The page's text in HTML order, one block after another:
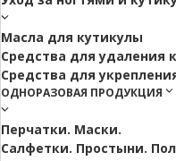
Масла для кутикулы
Средства для удаления
Средства для
ОДНОРАЗОВАЯ ПРОДУКЦИЯ
Перчатки. Маски.
Салфетки. Простыни.